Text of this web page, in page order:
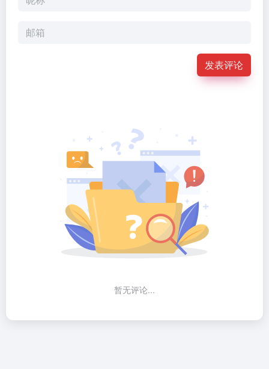
发表评论
暂无评论...